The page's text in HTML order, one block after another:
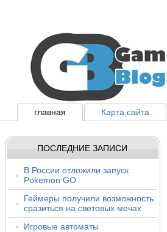
главная Карта сайта
ПОСЛЕДНИЕ ЗАПИСИ
В России отложили запуск
Pokemon GO
Геймеры получили возможность
сразиться на световых мечах
Игровые автоматы